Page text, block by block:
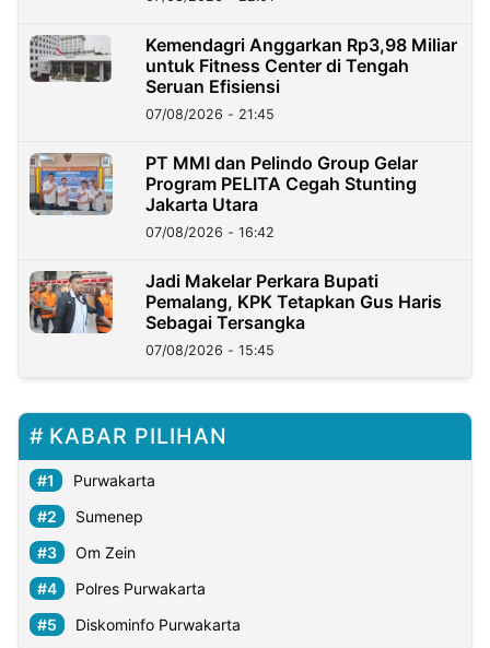
Kemendagri Anggarkan Rp3,98 Miliar
untuk Fitness Center di Tengah
Seruan Efisiensi
07/08/2026 - 21:45
PT MMI dan Pelindo Group Gelar
Program PELITA Cegah Stunting
Jakarta Utara
07/08/2026 - 16:42
Jadi Makelar Perkara Bupati
Pemalang, KPK Tetapkan Gus Haris
Sebagai Tersangka
07/08/2026 - 15:45
KABAR PILIHAN
Purwakarta
Sumenep
Om Zein
Polres Purwakarta
Diskominfo Purwakarta